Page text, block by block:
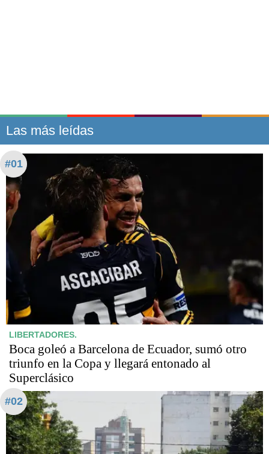
Las más leídas
#01
LIBERTADORES.
Boca goleó a Barcelona de Ecuador, sumó otro
triunfo en la Copa y llegará entonado al
Superclásico
#02